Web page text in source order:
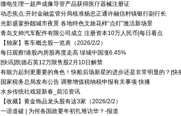
微电生理一超声成像导管产品获得医疗器械注册证
动态焦点:开封金融监管分局核准杨忠正通许融信村镇银行副行长
光影盛宴扮靓城市夜景 各地特色文旅花样“点灯”激活新场景
青岛文帅汽车配件有限公司成立 注册资本10万人民币|每日看点
【独家】客车概念股一览表（2026/2/2）
每日观察!港股内房股再度走高 绿城中国涨6.45%
[快讯]凯德石英12万限售股2月10日解禁
有能力起到更重要的角色！快船后场新星的进步还是非常明显的？|快
国家税务总局发布公告 调整增值税纳税申报有关事项 快播
水乡传统社戏迎新春_前沿资讯
【收藏】黄金饰品龙头股有这3家（2026/2/2）
一语道破 | 为何各国政要年初扎堆访华？-报道